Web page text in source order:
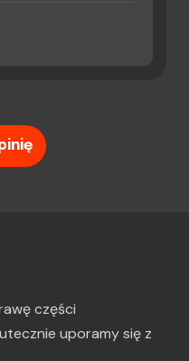
części
uporamy się z